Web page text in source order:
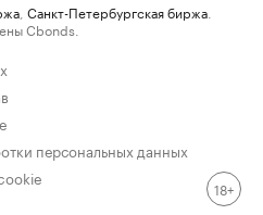
Санкт-Петербургская биржа
Cbonds.
персональных данных
18+